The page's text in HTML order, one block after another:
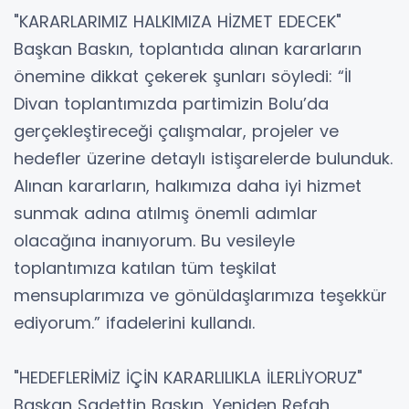
"KARARLARIMIZ HALKIMIZA HİZMET EDECEK"
Başkan Baskın, toplantıda alınan kararların
önemine dikkat çekerek şunları söyledi: “İl
Divan toplantımızda partimizin Bolu’da
gerçekleştireceği çalışmalar, projeler ve
hedefler üzerine detaylı istişarelerde bulunduk.
Alınan kararların, halkımıza daha iyi hizmet
sunmak adına atılmış önemli adımlar
olacağına inanıyorum. Bu vesileyle
toplantımıza katılan tüm teşkilat
mensuplarımıza ve gönüldaşlarımıza teşekkür
ediyorum.” ifadelerini kullandı.
"HEDEFLERİMİZ İÇİN KARARLILIKLA İLERLİYORUZ"